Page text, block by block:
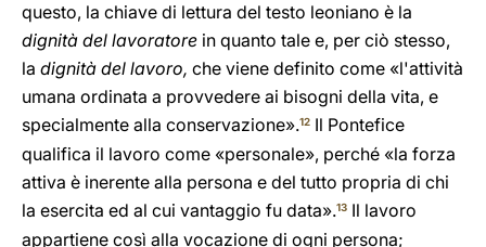
questo, la chiave di lettura del testo leoniano è la
dignità del lavoratore in quanto tale e, per ciò stesso,
la dignità del lavoro, che viene definito come «l'attività
umana ordinata a provvedere ai bisogni della vita, e
specialmente alla conservazione».12 Il Pontefice
qualifica il lavoro come «personale», perché «la forza
attiva è inerente alla persona e del tutto propria di chi
la esercita ed al cui vantaggio fu data».13 Il lavoro
appartiene così alla vocazione di ogni persona;